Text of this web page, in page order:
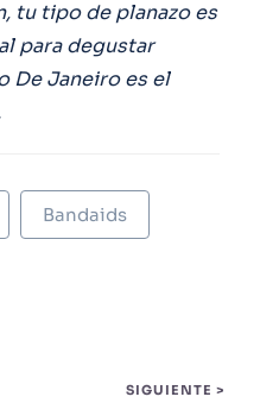
tu tipo de planazo es
para degustar
De Janeiro es el
Bandaids
SIGUIENTE >